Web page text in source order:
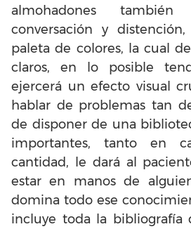
almohadones
conversación y
paleta de colores, la cual
claros, en lo posible
ejercerá un efecto visual
hablar de problemas tan
de disponer de una
importantes, tanto en
cantidad, le dará al
estar en manos de
domina todo ese
incluye toda la bibliografía